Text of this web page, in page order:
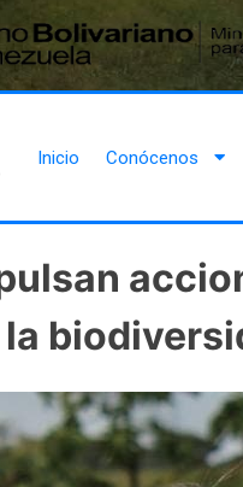
Inicio Conócenos